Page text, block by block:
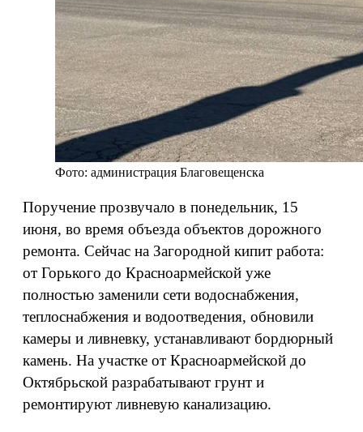
Фото: администрация Благовещенска
Поручение прозвучало в понедельник, 15
июня, во время объезда объектов дорожного
ремонта. Сейчас на Загородной кипит работа:
от Горького до Красноармейской уже
полностью заменили сети водоснабжения,
теплоснабжения и водоотведения, обновили
камеры и ливневку, устанавливают бордюрный
камень. На участке от Красноармейской до
Октябрьской разрабатывают грунт и
ремонтируют ливневую канализацию.